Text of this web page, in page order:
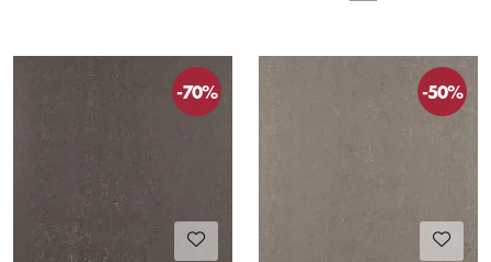
-70% -50%